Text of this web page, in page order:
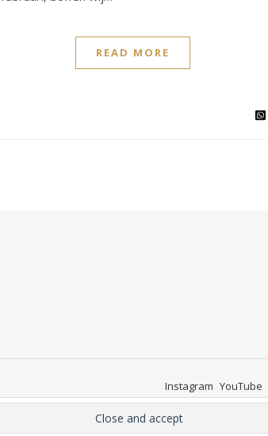
READ MORE
Instagram YouTube